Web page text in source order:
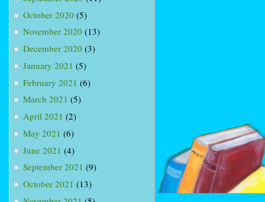
October 2020 (5)
November 2020 (13)
December 2020 (3)
January 2021 (5)
February 2021 (6)
March 2021 (5)
April 2021 (2)
May 2021 (6)
June 2021 (4)
September 2021 (9)
October 2021 (13)